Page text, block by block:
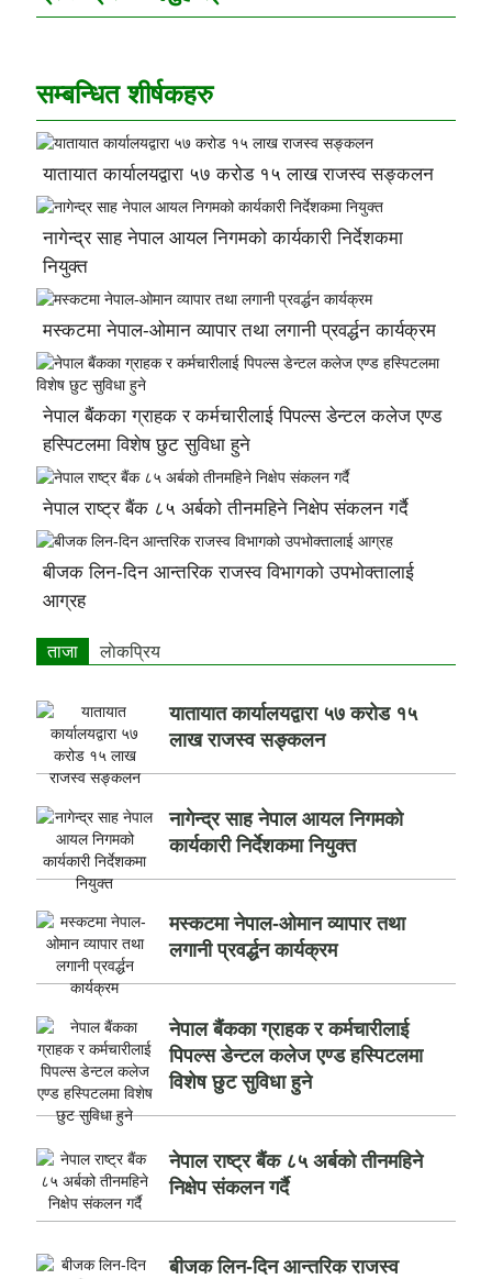
सम्बन्धित शीर्षकहरु
यातायात कार्यालयद्वारा ५७ करोड १५ लाख राजस्व सङ्कलन
नागेन्द्र साह नेपाल आयल निगमको कार्यकारी निर्देशकमा
नियुक्त
मस्कटमा नेपाल-ओमान व्यापार तथा लगानी प्रवर्द्धन कार्यक्रम
नेपाल बैंकका ग्राहक र कर्मचारीलाई पिपल्स डेन्टल कलेज एण्ड
हस्पिटलमा विशेष छुट सुविधा हुने
नेपाल राष्ट्र बैंक ८५ अर्बको तीनमहिने निक्षेप संकलन गर्दै
बीजक लिन-दिन आन्तरिक राजस्व विभागको उपभोक्तालाई
आग्रह
ताजा लाेकप्रिय
यातायात कार्यालयद्वारा ५७ करोड १५
लाख राजस्व सङ्कलन
नागेन्द्र साह नेपाल आयल निगमको
कार्यकारी निर्देशकमा नियुक्त
मस्कटमा नेपाल-ओमान व्यापार तथा
लगानी प्रवर्द्धन कार्यक्रम
नेपाल बैंकका ग्राहक र कर्मचारीलाई
पिपल्स डेन्टल कलेज एण्ड हस्पिटलमा
विशेष छुट सुविधा हुने
नेपाल राष्ट्र बैंक ८५ अर्बको तीनमहिने
निक्षेप संकलन गर्दै
बीजक लिन-दिन आन्तरिक राजस्व